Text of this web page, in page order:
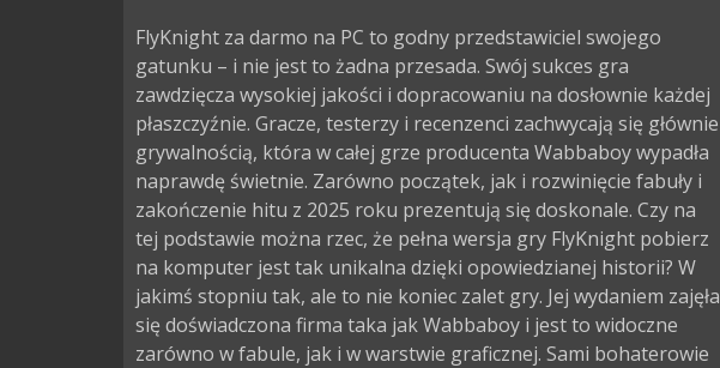
FlyKnight za darmo na PC to godny przedstawiciel swojego
gatunku – i nie jest to żadna przesada. Swój sukces gra
zawdzięcza wysokiej jakości i dopracowaniu na dosłownie każdej
płaszczyźnie. Gracze, testerzy i recenzenci zachwycają się głównie
grywalnością, która w całej grze producenta Wabbaboy wypadła
naprawdę świetnie. Zarówno początek, jak i rozwinięcie fabuły i
zakończenie hitu z 2025 roku prezentują się doskonale. Czy na
tej podstawie można rzec, że pełna wersja gry FlyKnight pobierz
na komputer jest tak unikalna dzięki opowiedzianej historii? W
jakimś stopniu tak, ale to nie koniec zalet gry. Jej wydaniem zajęła
się doświadczona firma taka jak Wabbaboy i jest to widoczne
zarówno w fabule, jak i w warstwie graficznej. Sami bohaterowie